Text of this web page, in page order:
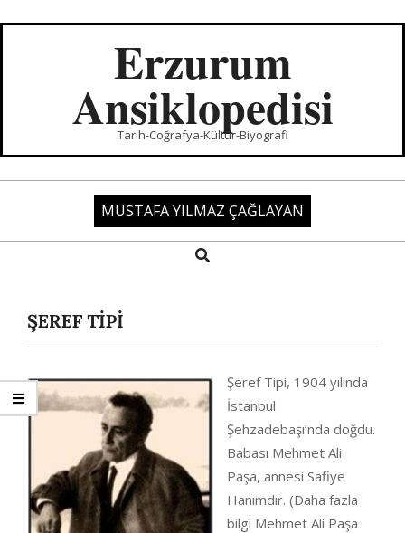
Erzurum
Ansiklopedisi
Tarih-Coğrafya-Kültür-Biyografi
MUSTAFA YILMAZ ÇAĞLAYAN
Search
ŞEREF TİPİ
Şeref Tipi, 1904 yılında
İstanbul
Şehzadebaşı’nda doğdu.
Babası Mehmet Ali
Paşa, annesi Safiye
Hanımdır. (Daha fazla
bilgi Mehmet Ali Paşa